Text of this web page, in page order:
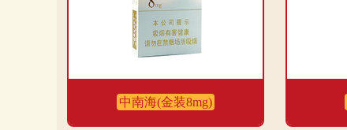
中南海(金装8mg)